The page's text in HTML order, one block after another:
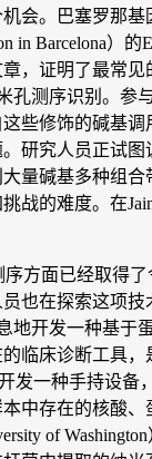
会。巴塞罗那基
in Barcelona）
章，证明了最常
孔测序识别。参
些修饰的碱基
研究人员正试图
量碱基多种组合
战的难度。在
方面已经取得
也在探索这项技
地开发一种基于
临床诊断工具，
发一种手持设备
中存在的核酸、
of Washington